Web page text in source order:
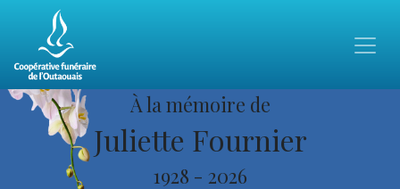
À la mémoire de
Juliette Fournier
1928 - 2026